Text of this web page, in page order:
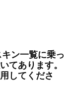
ン一覧に乗っ
てあります。
してくださ